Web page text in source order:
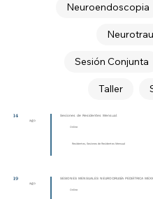
Neuroendoscopia
Sesión Conjunta
Taller
14
ago
Sesiones de Residentes Mensual
Online
Residentes, Sesiones de Residentes Mensual
19
ago
SESIONES MENSUALES NEUROCIRUGÍA PEDIÁTRICA
Online